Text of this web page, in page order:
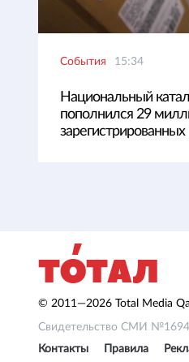
События 15:34
Национальный
пополнился 29
© 2011—2026 Total Media
Свидетельство СМИ
Контакты
Правила